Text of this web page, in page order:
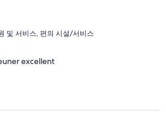
및 서비스, 편의 시설/서비스
excellent